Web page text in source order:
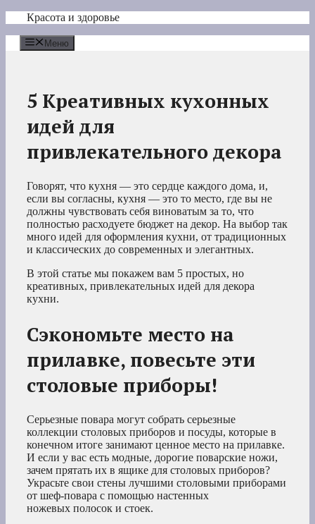
Перейти
содержимому
Красота и здоровье
Меню
5 Креативных кухонных
идей для
привлекательного декора
Говорят, что кухня — это сердце каждого дома, и,
если вы согласны, кухня — это то место, где вы не
должны чувствовать себя виноватым за то, что
полностью расходуете бюджет на декор. На выбор так
много идей для оформления кухни, от традиционных
и классических до современных и элегантных.
В этой статье мы покажем вам 5 простых, но
креативных, привлекательных идей для декора
кухни.
Сэкономьте место на
прилавке, повесьте эти
столовые приборы!
Серьезные повара могут собрать серьезные
коллекции столовых приборов и посуды, которые в
конечном итоге занимают ценное место на прилавке.
И если у вас есть модные, дорогие поварские ножи,
зачем прятать их в ящике для столовых приборов?
Украсьте свои стены лучшими столовыми приборами
от шеф-повара с помощью настенных
ножевых полосок и стоек.